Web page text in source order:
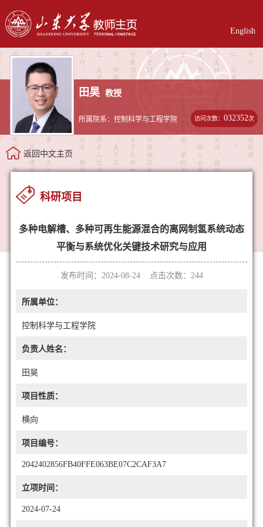
English
田昊 教授
所属院系：控制科学与工程学院 访问次数：032352次
返回中文主页
科研项目
多种电解槽、多种可再生能源混合的离网制氢系统动态
平衡与系统优化关键技术研究与应用
发布时间：2024-08-24 点击次数： 244
所属单位：
控制科学与工程学院
负责人姓名：
田昊
项目性质：
横向
项目编号：
2042402856FB40FFE063BE07C2CAF3A7
立项时间：
2024-07-24